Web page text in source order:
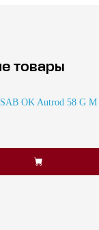
товары
OK Autrod 58 G